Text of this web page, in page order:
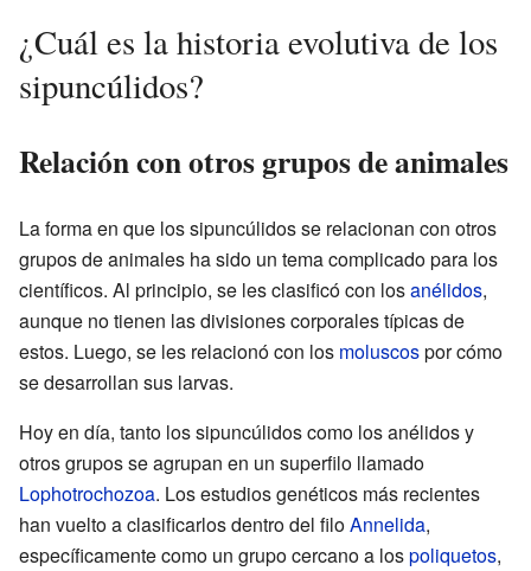
¿Cuál es la historia evolutiva de los
sipuncúlidos?
Relación con otros grupos de animales
La forma en que los sipuncúlidos se relacionan con otros
grupos de animales ha sido un tema complicado para los
científicos. Al principio, se les clasificó con losanélidos,
aunque no tienen las divisiones corporales típicas de
estos. Luego, se les relacionó con los moluscospor cómo
se desarrollan sus larvas.
Hoy en día, tanto los sipuncúlidos como los anélidos y
otros grupos se agrupan en un superfilo llamado
Lophotrochozoa. Los estudios genéticos más recientes
han vuelto a clasificarlos dentro del filoAnnelida,
específicamente como un grupo cercano a lospoliquetos,